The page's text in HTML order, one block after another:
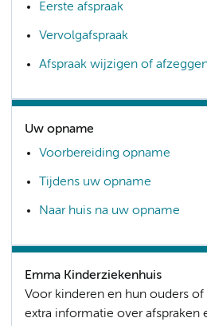
Eerste afspraak
Vervolgafspraak
Afspraak wijzigen of
Uw opname
Voorbereiding opname
Tijdens uw opname
Naar huis na uw opname
Emma Kinderziekenhuis
Voor kinderen en hun ouders
extra informatie over afspraken